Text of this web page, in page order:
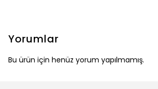
Yorumlar
Bu ürün için henüz yorum yapılmamış.